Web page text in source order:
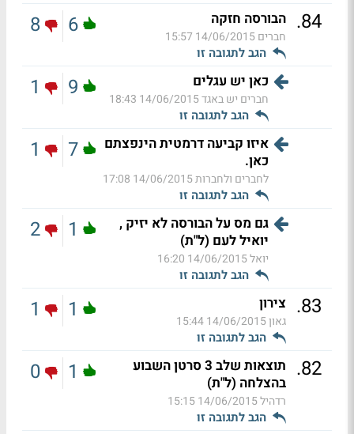
84
. הבורסה חזקה
חברים14/06/2015 15:57
הגב לתגובה זו
6
8
כאן יש עגלים
חברים יש באגד14/06/2015 18:43
הגב לתגובה זו
9
1
איזו קביעה דרמטית הינפצתם
כאן.
לחברים ולחברות14/06/2015 17:08
הגב לתגובה זו
7
1
גם מס על הבורסה לא יזיק ,
יואיל לעם (ל"ת)
יואל14/06/2015 16:20
הגב לתגובה זו
1
2
83
. צירון
גאון14/06/2015 15:44
הגב לתגובה זו
1
1
82
.
תוצאות שלב 3 סרטן השבוע
בהצלחה (ל"ת)
רדהיל14/06/2015 15:15
הגב לתגובה זו
1
0